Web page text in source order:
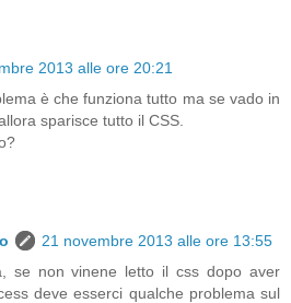
2013 alle ore 20:21
è che funziona tutto ma se vado in
sparisce tutto il CSS.
21 novembre 2013 alle ore 13:55
se non vinene letto il css dopo aver
deve esserci qualche problema sul